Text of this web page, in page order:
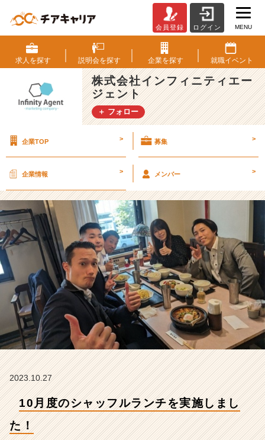
0
月
度
の
シ
ャ
ッ
ラ
を
実
施
し
ま
し
た！
【株
式
会
社
イ
ン
ィ
会員登録 ログイン MENU
求人を探す 説明会を探す 企業を探す 就職イベント
株式会社インフィニティエー
ジェント
＋ フォロー
企業TOP > 募集 >
企業情報 > メンバー >
2023.10.27
10月度のシャッフルランチを実施しまし
た！